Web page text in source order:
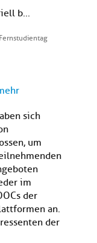
b...
sich
um
im
der
an.
der